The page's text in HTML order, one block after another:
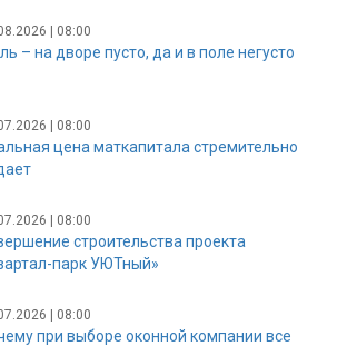
| 08:00
– на дворе пусто, да и в поле негусто
| 08:00
цена маткапитала стремительно
| 08:00
строительства проекта
парк УЮТный»
| 08:00
при выборе оконной компании все